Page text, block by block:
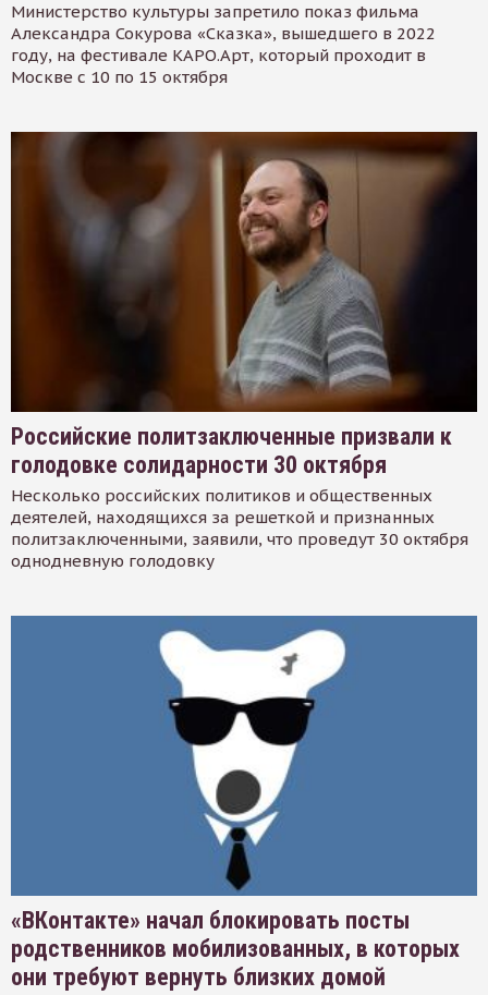
Министерство культуры запретило показ фильма
Александра Сокурова «Сказка», вышедшего в 2022
году, на фестивале КАРО.Арт, который проходит в
Москве с 10 по 15 октября
Российские политзаключенные призвали к
голодовке солидарности 30 октября
Несколько российских политиков и общественных
деятелей, находящихся за решеткой и признанных
политзаключенными, заявили, что проведут 30 октября
однодневную голодовку
«ВКонтакте» начал блокировать посты
родственников мобилизованных, в которых
они требуют вернуть близких домой